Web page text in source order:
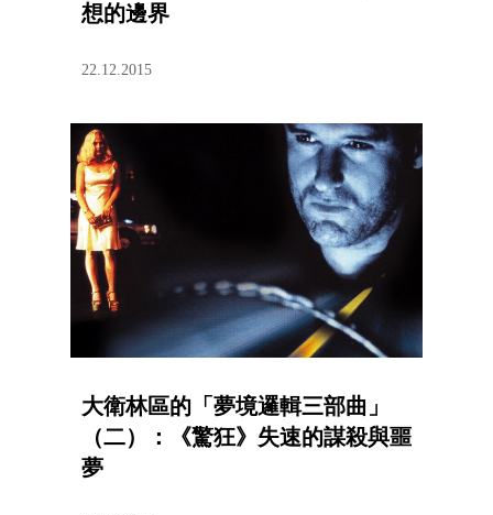
想的邊界
22.12.2015
大衛林區的「夢境邏輯三部曲」
（二）：《驚狂》失速的謀殺與噩
夢